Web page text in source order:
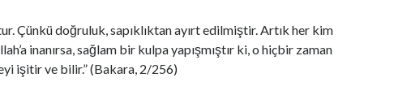
Çünkü doğruluk, sapıklıktan ayırt edilmiştir. Artık her kim
inanırsa, sağlam bir kulpa yapışmıştır ki, o hiçbir zaman
işitir ve bilir.” (Bakara, 2/256)